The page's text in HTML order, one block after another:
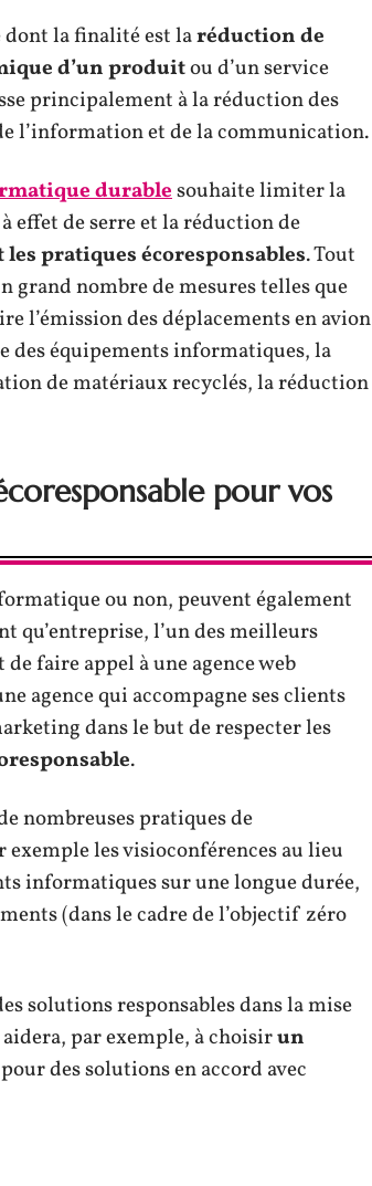
dont la finalité est laréduction de
d’un produitou d’un service
principalement à la réduction des
l’information et de la communication.
durablesouhaite limiter la
effet de serre et la réduction de
pratiques écoresponsables. Tout
grand nombre de mesures telles que
l’émission des déplacements en avion
des équipements informatiques, la
de matériaux recyclés, la réduction
pour vos
ou non, peuvent également
qu’entreprise, l’un des meilleurs
faire appel à une agence web
agence qui accompagne ses clients
dans le but de respecter les
.
nombreuses pratiques de
les visioconférences au lieu
informatiques sur une longue durée,
(dans le cadre de l’objectif zéro
solutions responsables dans la mise
par exemple, à choisirun
des solutions en accord avec